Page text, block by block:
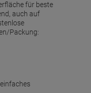
für beste
auch auf
Packung: